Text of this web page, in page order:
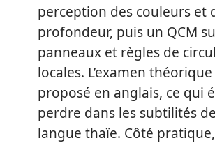
perception des couleurs et
profondeur, puis un QCM
panneaux et règles de
locales. L’examen
proposé en anglais, ce qui
perdre dans les subtilités
langue thaïe. Côté pratique,